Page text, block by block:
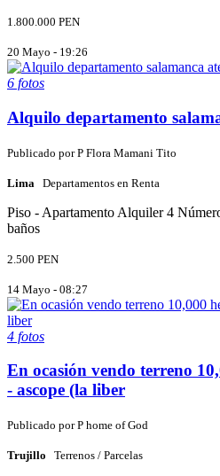
1.800.000 PEN
20 Mayo - 19:26
6 fotos
Alquilo departamento
Publicado porP Flora Mamani Tito
Lima Departamentos en Renta
Piso - Apartamento Alquiler 4
baños
2.500 PEN
14 Mayo - 08:27
4 fotos
En ocasión vendo terreno
- ascope (la liber
Publicado porP home of God
Trujillo Terrenos / Parcelas